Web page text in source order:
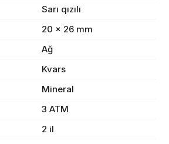
Sarı qızılı
20 × 26 mm
Ağ
Kvars
Mineral
3 ATM
2 il
Sifarişi rəsmiləşdir
OK